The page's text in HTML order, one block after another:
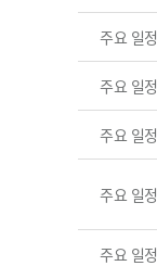
주요 일정
주요 일정
주요 일정
주요 일정
주요 일정